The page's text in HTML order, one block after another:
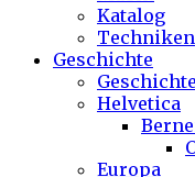
Katalog
Techniken
Geschichte
Geschichte
Helvetica
Europa